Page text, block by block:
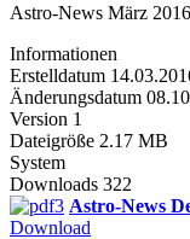
Astro-News März 2016
Informationen
Erstelldatum
Änderungsdatum
Version 1
Dateigröße 2.17 MB
System
Downloads 322
Astro-News
Download